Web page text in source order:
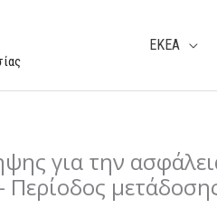
ΕΚΕΑ
για την
Περίοδος